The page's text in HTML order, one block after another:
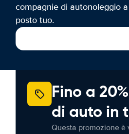
compagnie di autonoleggio
posto tuo.
Fino a
di auto in
Questa promozione è